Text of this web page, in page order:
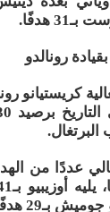
هدفًا.
رونالدو
كريستيانو
عددًا من